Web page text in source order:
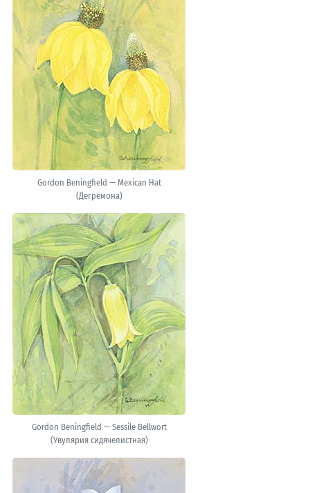
Gordon Beningfield — Mexican Hat
(Дегремона)
Gordon Beningfield — Sessile Bellwort
(Увулярия сидячелистная)